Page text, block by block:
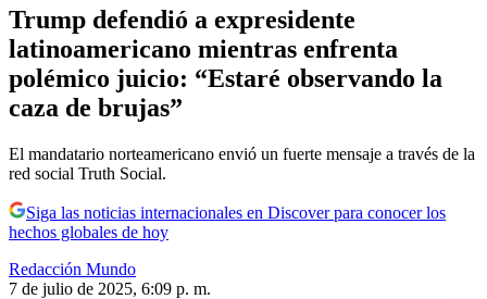
Trump defendió a expresidente
latinoamericano mientras enfrenta
polémico juicio: “Estaré observando la
caza de brujas”
El mandatario norteamericano envió un fuerte mensaje a través de la
red social Truth Social.
Siga las noticias internacionales en Discover para conocer los
hechos globales de hoy
Redacción Mundo
7 de julio de 2025, 6:09 p. m.